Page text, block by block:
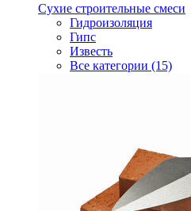
Сухие строительные смеси
Гидроизоляция
Гипс
Известь
Все категории (15)